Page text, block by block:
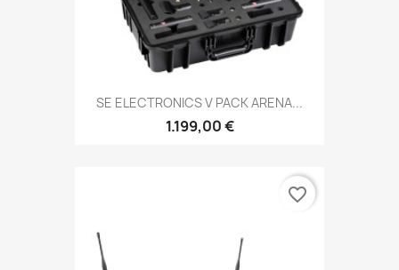
SE ELECTRONICS V PACK ARENA...
1.199,00 €
favorite_border